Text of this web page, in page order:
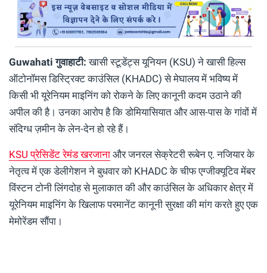
Guwahati गुवाहाटी:खासी स्टूडेंट्स यूनियन (KSU) ने खासी हिल्स
ऑटोनॉमस डिस्ट्रिक्ट काउंसिल (KHADC) से मेघालय में भविष्य में
किसी भी यूरेनियम माइनिंग को रोकने के लिए कानूनी कदम उठाने की
अपील की है। उनका आरोप है कि डोमियासियात और आस-पास के गांवों में
संदिग्ध ज़मीन के लेन-देन हो रहे हैं।
KSU प्रेसिडेंट रेमंड खरजाना और जनरल सेक्रेटरी रूबेन ए. नजियार के
नेतृत्व में एक डेलीगेशन ने बुधवार को KHADC के चीफ एग्जीक्यूटिव मेंबर
विंस्टन टोनी लिंगदोह से मुलाकात की और काउंसिल के अधिकार क्षेत्र में
यूरेनियम माइनिंग के खिलाफ परमानेंट कानूनी सुरक्षा की मांग करते हुए एक
मेमोरेंडम सौंपा।